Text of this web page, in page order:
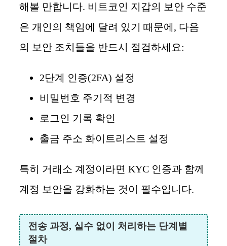
해볼 만합니다. 비트코인 지갑의 보안 수준
은 개인의 책임에 달려 있기 때문에, 다음
의 보안 조치들을 반드시 점검하세요:
2단계 인증(2FA) 설정
비밀번호 주기적 변경
로그인 기록 확인
출금 주소 화이트리스트 설정
특히 거래소 계정이라면 KYC 인증과 함께
계정 보안을 강화하는 것이 필수입니다.
전송 과정, 실수 없이 처리하는 단계별
절차